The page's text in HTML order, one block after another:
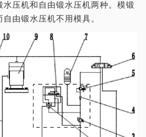
水压机和自由锻水压机两种。模锻
由锻水压机不用模具。